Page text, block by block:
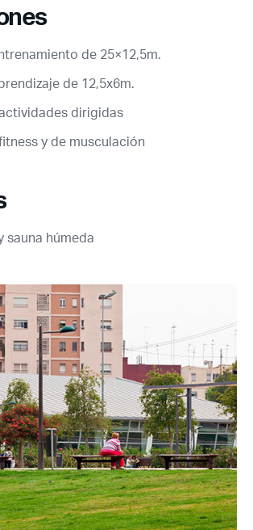
socios
mis claves
de 25×12,5m.
de 12,5x6m.
dirigidas
y de musculación
sauna húmeda